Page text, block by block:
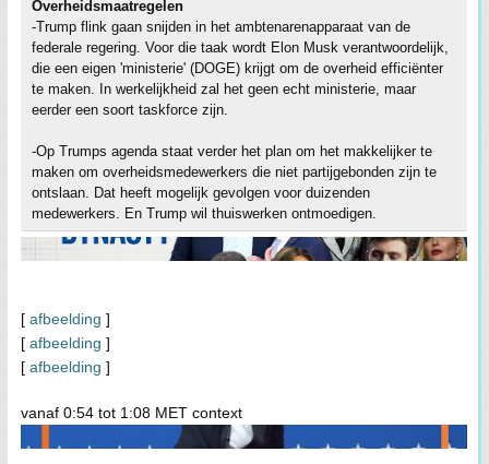
Overheidsmaatregelen
-Trump flink gaan snijden in het ambtenarenapparaat van de
federale regering. Voor die taak wordt Elon Musk verantwoordelijk,
die een eigen 'ministerie' (DOGE) krijgt om de overheid efficiënter
te maken. In werkelijkheid zal het geen echt ministerie, maar
eerder een soort taskforce zijn.
-Op Trumps agenda staat verder het plan om het makkelijker te
maken om overheidsmedewerkers die niet partijgebonden zijn te
ontslaan. Dat heeft mogelijk gevolgen voor duizenden
medewerkers. En Trump wil thuiswerken ontmoedigen.
[ afbeelding ]
[ afbeelding ]
[ afbeelding ]
vanaf 0:54 tot 1:08 MET context